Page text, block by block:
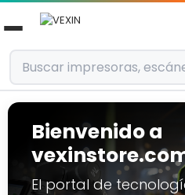
Ir al contenido
Bienvenido a
El portal de